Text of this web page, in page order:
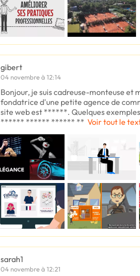
gibert
04 novembre à 12:14
Bonjour, je suis cadreuse-monteuse et
fondatrice d'une petite agence de
site web est ******. Quelques
****** ****** ****** ** Voir tout le
sarah1
04 novembre à 12:21